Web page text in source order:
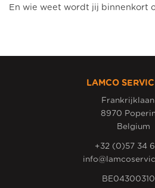
En wie weet wordt jij binnenkort
LAMCO
8970
Belgium
+32 (0)57 34